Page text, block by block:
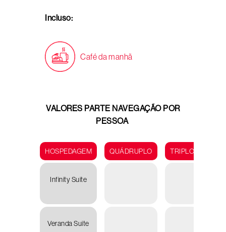
Incluso:
Café da manhã
VALORES PARTE NAVEGAÇÃO POR
PESSOA
HOSPEDAGEM QUÁDRUPLO TRIPLO
Infinity Suite
Veranda Suite